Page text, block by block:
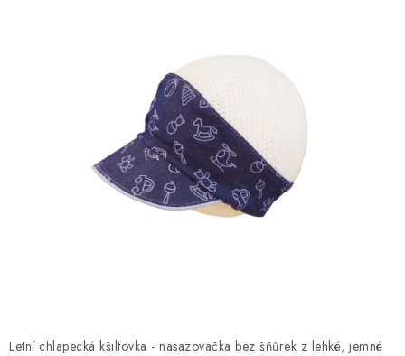
HODNOCENÍ OBCHODU
Proč AMÁLKA?
Doprava a platba
Postup pro vrácení a výměnu
Letní chlapecká kšiltovka - nasazovačka bez šňůrek z lehké, jemné